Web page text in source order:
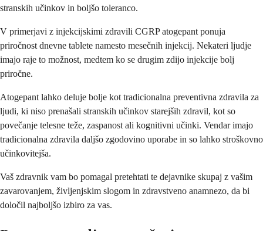
stranskih učinkov in boljšo toleranco.
V primerjavi z injekcijskimi zdravili CGRP atogepant ponuja
priročnost dnevne tablete namesto mesečnih injekcij. Nekateri ljudje
imajo raje to možnost, medtem ko se drugim zdijo injekcije bolj
priročne.
Atogepant lahko deluje bolje kot tradicionalna preventivna zdravila za
ljudi, ki niso prenašali stranskih učinkov starejših zdravil, kot so
povečanje telesne teže, zaspanost ali kognitivni učinki. Vendar imajo
tradicionalna zdravila daljšo zgodovino uporabe in so lahko stroškovno
učinkovitejša.
Vaš zdravnik vam bo pomagal pretehtati te dejavnike skupaj z vašim
zavarovanjem, življenjskim slogom in zdravstveno anamnezo, da bi
določil najboljšo izbiro za vas.